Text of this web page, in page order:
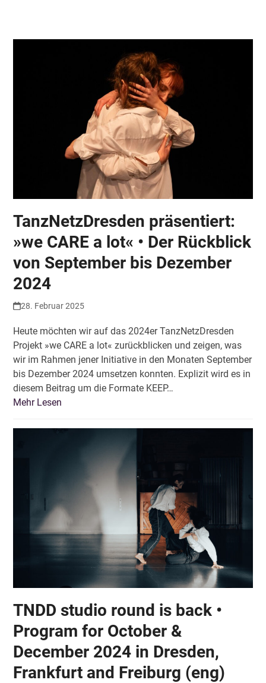
TanzNetzDresden präsentiert:
»we CARE a lot« • Der Rückblick
von September bis Dezember
2024
28. Februar 2025
Heute möchten wir auf das 2024er TanzNetzDresden
Projekt »we CARE a lot« zurückblicken und zeigen, was
wir im Rahmen jener Initiative in den Monaten September
bis Dezember 2024 umsetzen konnten. Explizit wird es in
diesem Beitrag um die Formate KEEP…
Mehr Lesen
TNDD studio round is back •
Program for October &
December 2024 in Dresden,
Frankfurt and Freiburg (eng)